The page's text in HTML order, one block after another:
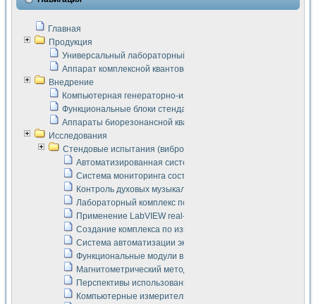
Главная
Продукция
Универсальный лабораторный стенд "Сигнал-USB"
Аппарат комплексной квантовой терапии Интроскан
Внедрение
Компьютерная генераторно-измерительная система
Функциональные блоки стенда "Сигнал-USB"
Аппараты биорезонансной квантовой терапии серии СКАН
Исследования
Стендовые испытания (виброакустика, тензометрия и т.п.)
Автоматизированная система измерения параметров
Система мониторинга состояния тяговых
Контроль духовых музыкальных инструментов
Лабораторный комплекс по исследованию элементной
Применение LabVIEW real-time module для
Создание комплекса по измерению скорости подвижного
Система автоматизации экспериментальных
Функциональные модули в стандарте Nl SCXI для
Магнитометрический метод в дефектоскопии сварных
Перспективы использования машинного зрения в
Компьютерные измерительные системы для